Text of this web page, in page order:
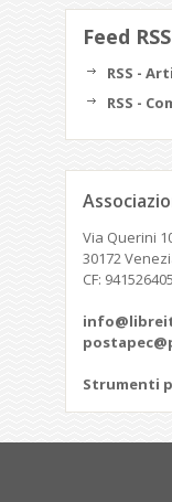
Feed RSS
RSS -
RSS -
Via Querini
30172
CF:
Strumenti